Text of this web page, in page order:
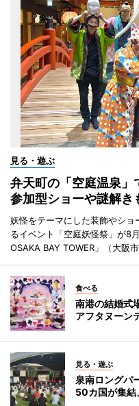
見る・遊ぶ
弁天町の「空庭温泉
参加型ショーや謎解き
妖怪をテーマにした装飾やシ
るイベント「空庭妖怪祭」が8
OSAKA BAY TOWER」（大阪
食べる
南港の結婚式
アフタヌーン
見る・遊ぶ
泉南ロングパ
50カ国が集結